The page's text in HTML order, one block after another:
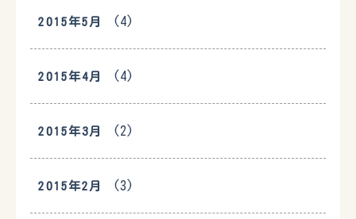
2015年5月 (4)
2015年4月 (4)
2015年3月 (2)
2015年2月 (3)